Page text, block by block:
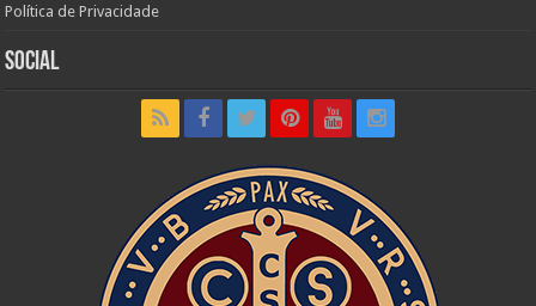
Política de Privacidade
Social